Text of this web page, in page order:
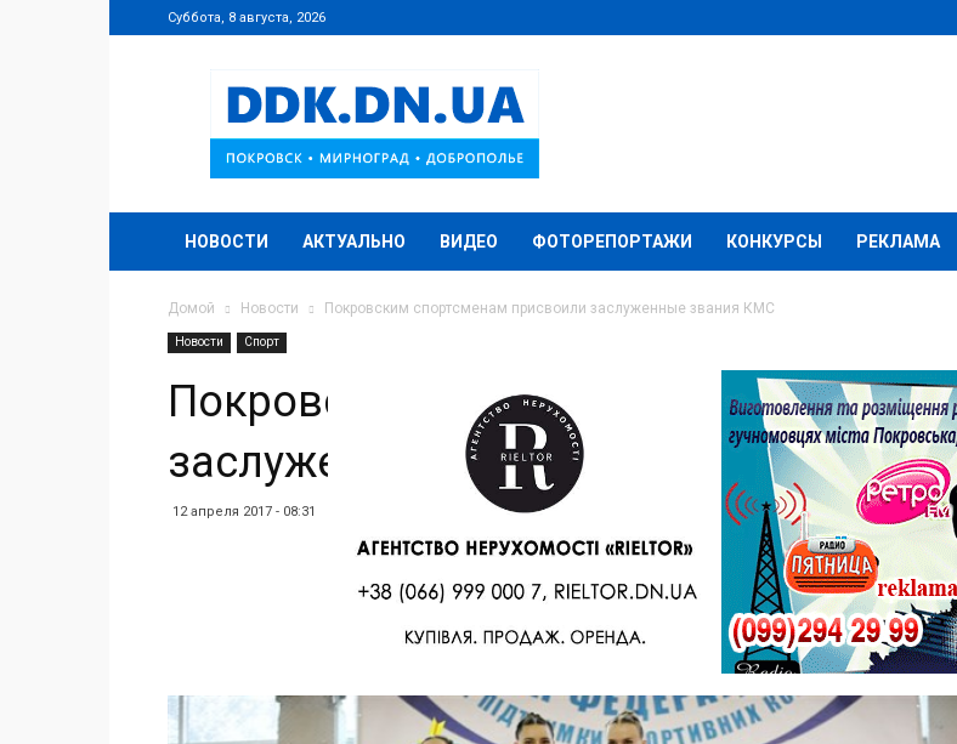
Суббота, 8 августа, 2026
DDK.DN.UA
НОВОСТИ АКТУАЛЬНО ВИДЕО ФОТОРЕПОРТАЖИ КОНКУРСЫ РЕКЛАМА
Домой Новости Покровским спортсменам присвоили заслуженные звания КМС
Новости Спорт
Покровским спортсменам присвоили
заслуженные звания КМС
12 апреля 2017 - 08:31